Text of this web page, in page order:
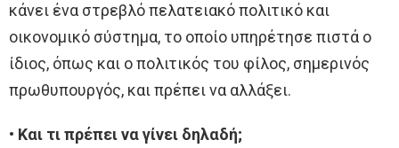
κάνει ένα στρεβλό πελατειακό πολιτικό και
οικονομικό σύστημα, το οποίο υπηρέτησε πιστά ο
ίδιος, όπως και ο πολιτικός του φίλος, σημερινός
πρωθυπουργός, και πρέπει να αλλάξει.
• Και τι πρέπει να γίνει δηλαδή;